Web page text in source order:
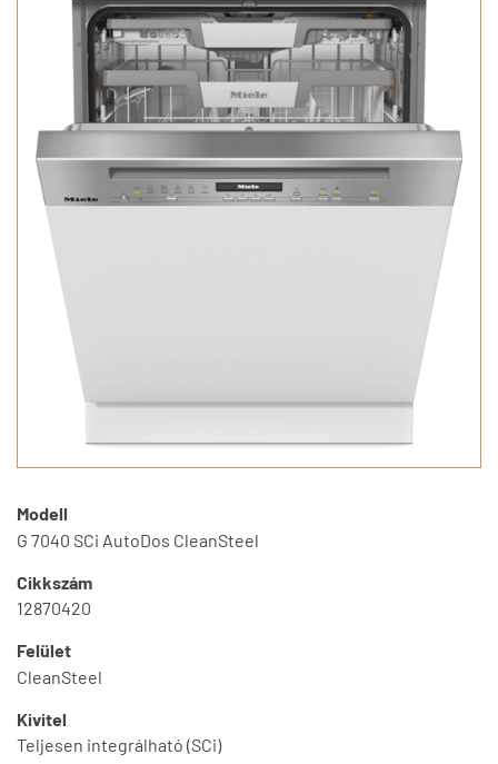
Modell
G 7040 SCi AutoDos CleanSteel
Cikkszám
12870420
Felület
CleanSteel
Kivitel
Teljesen integrálható (SCi)